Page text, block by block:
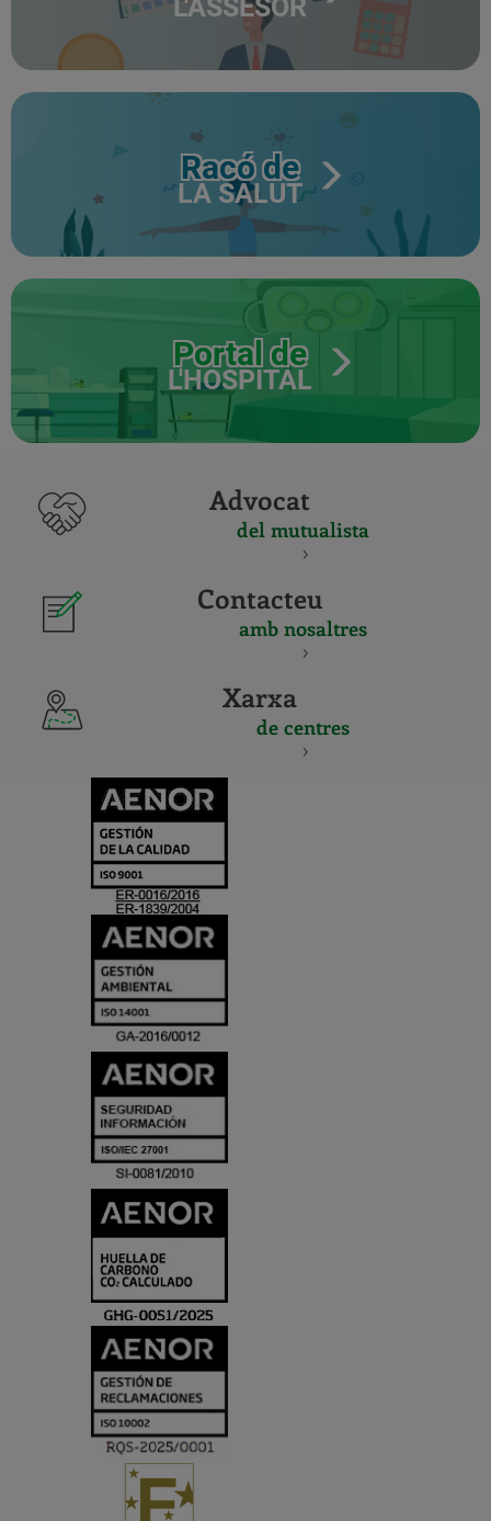
L'ASSESOR
Racó de
LA SALUT
Portal de
L'HOSPITAL
Advocat
del mutualista
Contacteu
amb nosaltres
Xarxa
de centres